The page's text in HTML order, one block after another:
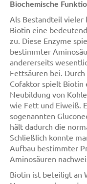
Biochemische
Als Bestandteil vieler
Biotin eine
zu. Diese Enzyme
bestimmter
andererseits
Fettsäuren bei.
Cofaktor spielt Biotin
Neubildung von
wie Fett und Eiweiß.
sogenannten
hält dadurch die
Schließlich konnte
Aufbau bestimmter
Aminosäuren
Biotin ist beteiligt an